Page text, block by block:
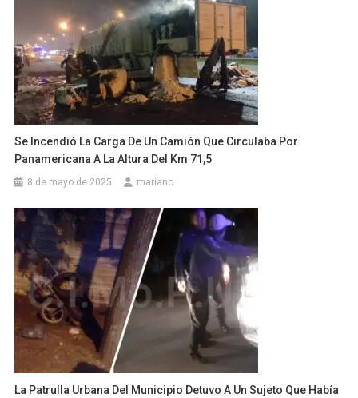
Se Incendió La Carga De Un Camión Que Circulaba Por
Panamericana A La Altura Del Km 71,5
8 de mayo de 2025 mariano
La Patrulla Urbana Del Municipio Detuvo A Un Sujeto Que Había